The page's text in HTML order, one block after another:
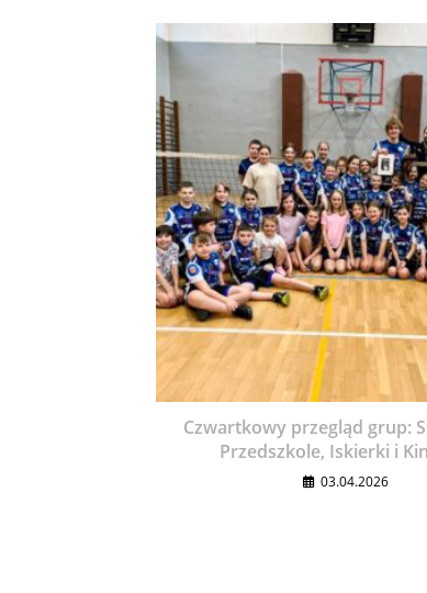
Czwartkowy przegląd grup:
Przedszkole, Iskierki i
03.04.2026